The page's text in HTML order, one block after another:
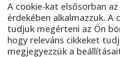
A cookie-kat elsősorban
érdekében alkalmazzuk. A
tudjuk megérteni az Ön
hogy releváns cikkeket
megjegyezzük a